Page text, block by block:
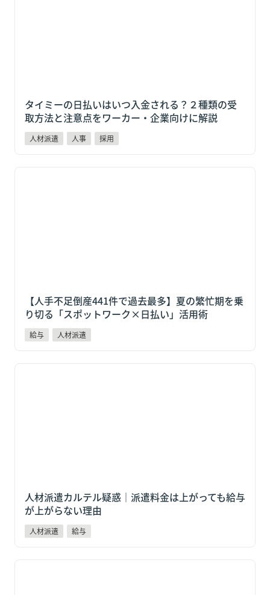
タイミーの日払いはいつ入金される？２種類の受
取方法と注意点をワーカー・企業向けに解説
人材派遣 人事 採用
【人手不足倒産441件で過去最多】夏の繁忙期を乗り切
【人手不足倒産441件で過去最多】夏の繁忙期を乗
り切る「スポットワーク×日払い」活用術
給与 人材派遣
人材派遣カルテル疑惑｜派遣料金は上がっても給与が上
人材派遣カルテル疑惑｜派遣料金は上がっても給与
が上がらない理由
人材派遣 給与
全東信破産で「日払い」が止まる？負債1,151億円が示